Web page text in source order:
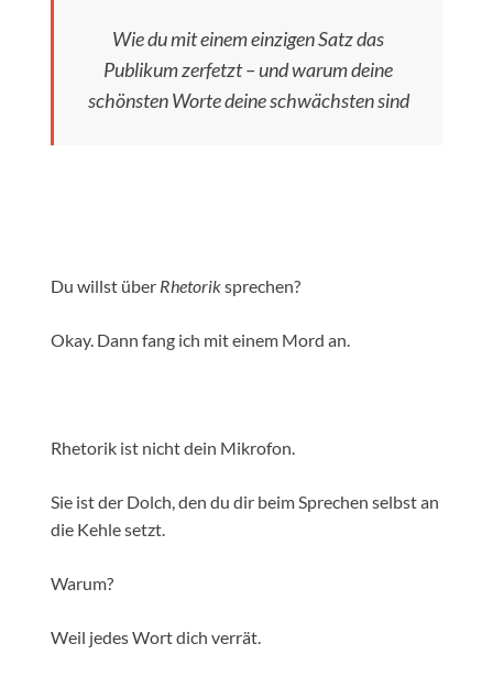
Wie du mit einem einzigen Satz das
Publikum zerfetzt – und warum deine
schönsten Worte deine schwächsten sind
Du willst über Rhetoriksprechen?
Okay. Dann fang ich mit einem Mord an.
Rhetorik ist nicht dein Mikrofon.
Sie ist der Dolch, den du dir beim Sprechen selbst an
die Kehle setzt.
Warum?
Weil jedes Wort dich verrät.